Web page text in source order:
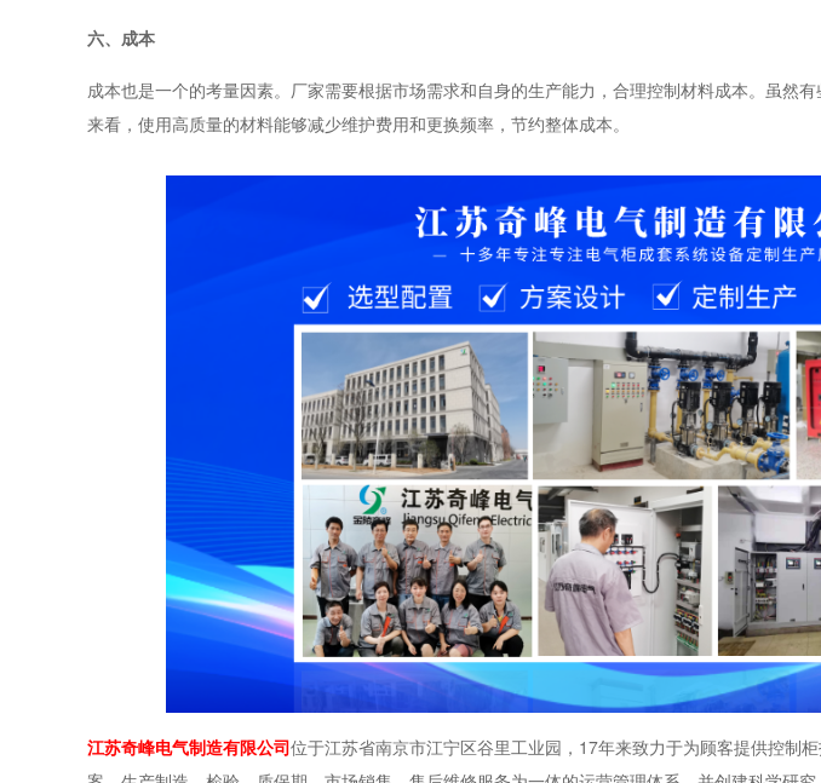
六、成本
成本也是一个的考量因素。厂家需要根据市场需求和自身的生产能力，合理控制材料成本。虽然
来看，使用高质量的材料能够减少维护费用和更换频率，节约整体成本。
江苏奇峰电气制造有限公司位于江苏省南京市江宁区谷里工业园，17年来致力于为顾客提供控制